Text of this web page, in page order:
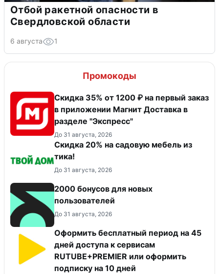
Отбой ракетной опасности в
Свердловской области
6 августа 1
Промокоды
Скидка 35% от 1200 ₽ на первый заказ
в приложении Магнит Доставка в
разделе "Экспресс"
До 31 августа, 2026
Скидка 20% на садовую мебель из
тика!
До 31 августа, 2026
2000 бонусов для новых
пользователей
До 31 августа, 2026
Оформить бесплатный период на 45
дней доступа к сервисам
RUTUBE+PREMIER или оформить
подписку на 10 дней